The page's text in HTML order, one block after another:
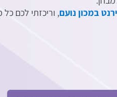
במכון נועם, וריכזתי לכם